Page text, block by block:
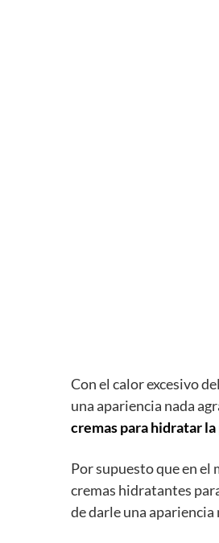
Con el calor excesivo
una apariencia nada
cremas para hidratar
Por supuesto que en el
cremas hidratantes
de darle una